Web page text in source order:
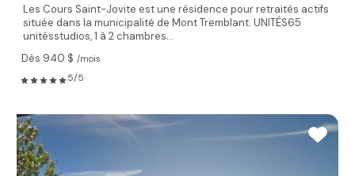
Les Cours Saint-Jovite est une résidence pour retraités actifs
située dans la municipalité de Mont Tremblant. UNITÉS65
unitésstudios, 1 à 2 chambres...
Dès 940 $ /mois
5/5